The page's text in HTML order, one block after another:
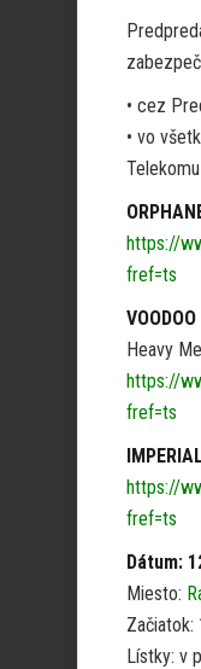
• cez
• vo
Telekomu
https://
fref=ts
Heavy
https://
fref=ts
https://
fref=ts
Dátum:
Miesto:
Začiatok:
Lístky: v